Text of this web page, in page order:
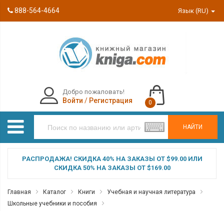
888-564-4664 Язык (RU)
НАЙТИ
Добро пожаловать!
Войти / Регистрация 0
РАСПРОДАЖА! СКИДКА 40% НА ЗАКАЗЫ ОТ $99.00 ИЛИ
СКИДКА 50% НА ЗАКАЗЫ ОТ $169.00
Главная Каталог Книги
Учебная и научная литература
Школьные учебники и пособия